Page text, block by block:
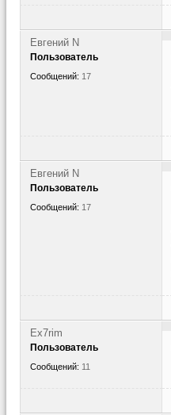
Евгений N
Пользователь
Сообщений: 17
Евгений N
Пользователь
Сообщений: 17
Ex7rim
Пользователь
Сообщений: 11